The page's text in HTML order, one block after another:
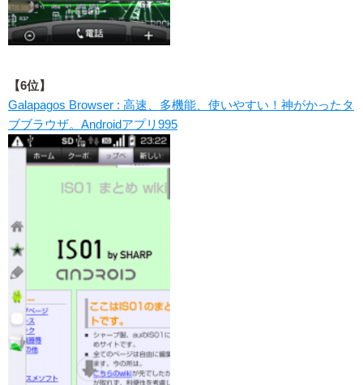
【6位】
Galapagos Browser : 高速、多機能、使いやすい！神がかったタ
ブブラウザ。Androidアプリ995